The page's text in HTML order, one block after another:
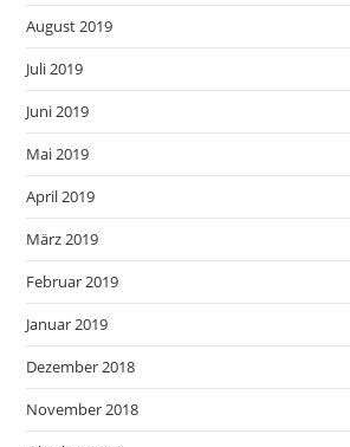
August 2019
Juli 2019
Juni 2019
Mai 2019
April 2019
März 2019
Februar 2019
Januar 2019
Dezember 2018
November 2018